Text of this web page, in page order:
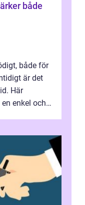
både
både för
är det
Här
enkel och